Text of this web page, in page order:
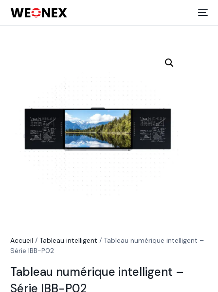
Accueil /Tableau intelligent / Tableau numérique intelligent –
Série IBB-P02
Tableau numérique intelligent –
Série IBB-P02